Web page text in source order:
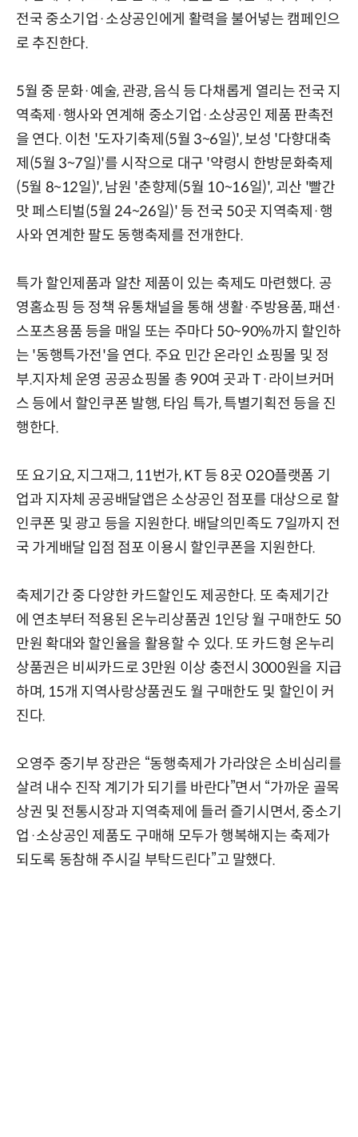
전국 중소기업·소상공인에게 활력을 불어넣는 캠페인으
로 추진한다.
5월 중 문화·예술, 관광, 음식 등 다채롭게 열리는 전국 지
역축제·행사와 연계해 중소기업·소상공인 제품 판촉전
을 연다. 이천 '도자기축제(5월 3~6일)', 보성 '다향대축
제(5월 3~7일)'를 시작으로 대구 '약령시 한방문화축제
(5월 8~12일)', 남원 '춘향제(5월 10~16일)', 괴산 '빨간
맛 페스티벌(5월 24~26일)' 등 전국 50곳 지역축제·행
사와 연계한 팔도 동행축제를 전개한다.
특가 할인제품과 알찬 제품이 있는 축제도 마련했다. 공
영홈쇼핑 등 정책 유통채널을 통해 생활·주방용품, 패션·
스포츠용품 등을 매일 또는 주마다 50~90%까지 할인하
는 '동행특가전'을 연다. 주요 민간 온라인 쇼핑몰 및 정
부.지자체 운영 공공쇼핑몰 총 90여 곳과 T·라이브커머
스 등에서 할인쿠폰 발행, 타임 특가, 특별기획전 등을 진
행한다.
또 요기요, 지그재그, 11번가, KT 등 8곳 O2O플랫폼 기
업과 지자체 공공배달앱은 소상공인 점포를 대상으로 할
인쿠폰 및 광고 등을 지원한다. 배달의민족도 7일까지 전
국 가게배달 입점 점포 이용시 할인쿠폰을 지원한다.
축제기간 중 다양한 카드할인도 제공한다. 또 축제기간
에 연초부터 적용된 온누리상품권 1인당 월 구매한도 50
만원 확대와 할인율을 활용할 수 있다. 또 카드형 온누리
상품권은 비씨카드로 3만원 이상 충전시 3000원을 지급
하며, 15개 지역사랑상품권도 월 구매한도 및 할인이 커
진다.
오영주 중기부 장관은 “동행축제가 가라앉은 소비심리를
살려 내수 진작 계기가 되기를 바란다”면서 “가까운 골목
상권 및 전통시장과 지역축제에 들러 즐기시면서, 중소기
업·소상공인 제품도 구매해 모두가 행복해지는 축제가
되도록 동참해 주시길 부탁드린다”고 말했다.